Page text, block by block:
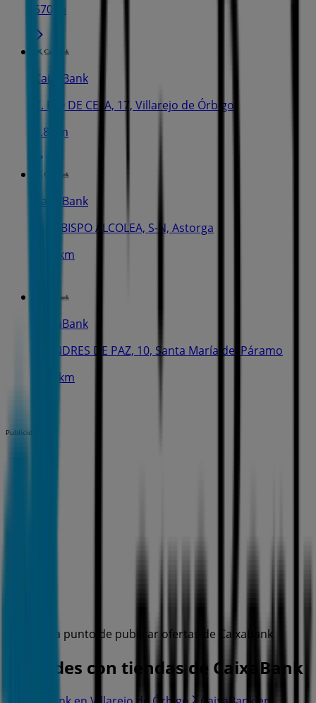
570 m
CaixaBank
C. PIO DE CELA, 17, Villarejo de Órbigo
7.8 km
CaixaBank
PL. OBISPO ALCOLEA, S-N, Astorga
13.6 km
CaixaBank
C. ANDRES DE PAZ, 10, Santa María del Páramo
20.8 km
Publicidad
Estamos a punto de publicar ofertas de CaixaBank
Ciudades con tiendas de CaixaBank